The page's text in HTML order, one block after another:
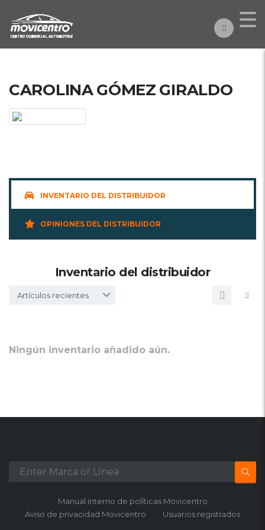
CAROLINA GÓMEZ GIRALDO
INVENTARIO DEL DISTRIBUIDOR
OPINIONES DEL DISTRIBUIDOR
Inventario del distribuidor
Artículos recientes
Ningún inventario añadido aún.
Manual interno de políticas Movicentro
Aviso de privacidad Movicentro
Usuarios registrados